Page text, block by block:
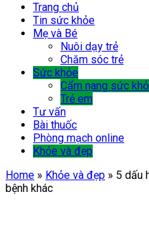
Trang chủ
Tin sức khỏe
Mẹ và Bé
Nuôi dạy trẻ
Chăm sóc trẻ
Sức khỏe
Cẩm nang sức
Trẻ em
Tư vấn
Bài thuốc
Phòng mạch online
Khỏe và đẹp
Home » Khỏe và đẹp » 5 dấu
bệnh khác